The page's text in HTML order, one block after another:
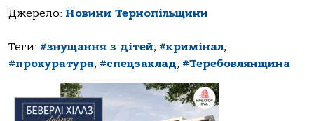
Джерело: Новини Тернопільщини
Теги: #знущання з дітей, #кримінал,
#прокуратура, #спецзаклад, #Теребовлянщина